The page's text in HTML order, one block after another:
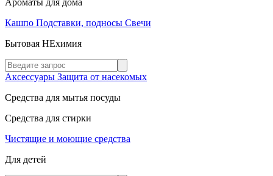
Ароматы для дома
Кашпо Подставки, подносы Свечи
Бытовая НЕхимия
Аксессуары Защита от насекомых
Средства для мытья посуды
Средства для стирки
Чистящие и моющие средства
Для детей